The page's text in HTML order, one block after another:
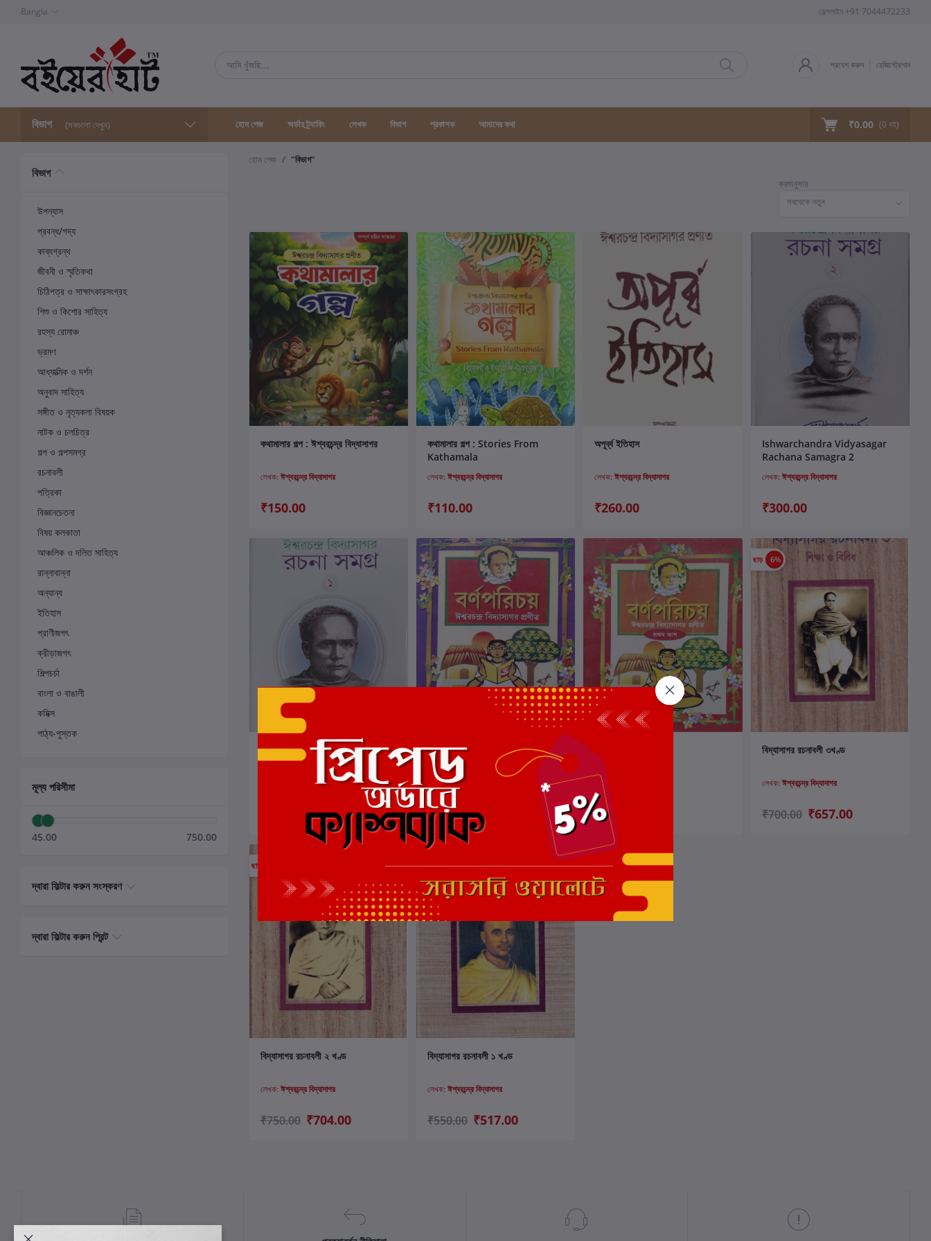
Bangla হেল্পলাইন +91 7044472233
প্রবেশ করুন রেজিস্ট্রেশান
বিভাগ (সবগুলো দেখুন) হোম পেজ অর্ডার ট্র্যাকিং লেখক বিভাগ প্রকাশক আমাদের কথা ₹0.00 (0 বই)
বিভাগ
উপন্যাস
প্রবন্ধ/গদ্য
কাব্যগ্রন্থ
জীবনী ও স্মৃতিকথা
চিঠিপত্র ও সাক্ষাৎকারসংগ্রহ
শিশু ও কিশোর সাহিত্য
রহস্য রোমাঞ্চ
ভ্রমণ
আধ্যাত্মিক ও দর্শন
অনুবাদ সাহিত্য
সঙ্গীত ও নৃত্যকলা বিষয়ক
নাটক ও চলচিত্র
গল্প ও গল্পসমগ্র
রচনাবলী
পত্রিকা
বিজ্ঞানচেতনা
বিষয় কলকাতা
আঞ্চলিক ও দলিত সাহিত্য
রান্নাবান্না
অন্যান্য
ইতিহাস
প্রাণীজগৎ
ক্রীড়াজগৎ
শিল্পচর্চা
বাংলা ও বাঙালী
কমিক্স
পাঠ্য-পুস্তক
মূল্য পরিসীমা
45.00 750.00
দ্বারা ফিল্টার করুন সংস্করণ
দ্বারা ফিল্টার করুন প্রিন্ট
হোম পেজ
"বিভাগ"
ক্রমানুসার
সবথেকে নতুন
কার্টে যোগ করুন
কথামালার গল্প : ঈশ্বরচন্দ্র বিদ্যাসাগর
লেখক: ঈশ্বরচন্দ্র বিদ্যাসাগর
₹150.00
কার্টে যোগ করুন
কথামালার গল্প : Stories From
Kathamala
লেখক: ঈশ্বরচন্দ্র বিদ্যাসাগর
₹110.00
অপূর্ব্ব ইতিহাস
লেখক:ঈশ্বরচন্দ্র বিদ্যাসাগর
₹260.00
কার্টে যোগ করুন
Ishwarchandra Vidyasagar
Rachana Samagra 2
লেখক: ঈশ্বরচন্দ্র বিদ্যাসাগর
₹300.00
কার্টে যোগ করুন
ঈশ্বরচন্দ্র বিদ্যাসাগর রচনা সমগ্র ১
ঈশ্বরচন্দ্র বিদ্যাসাগর
কার্টে যোগ করুন
Barnaparichaya 2
লেখক:ঈশ্বরচন্দ্র বিদ্যাসাগর
₹80.00
Barnaparichaya
লেখক:
₹45.00
ছাড় 6%
কার্টে যোগ করুন
বিদ্যাসাগর রচনাবলী ৩খণ্ড
লেখক: ঈশ্বরচন্দ্র বিদ্যাসাগর
₹700.00 ₹657.00
ছাড়
কার্টে যোগ করুন
বিদ্যাসাগর রচনাবলী ২ খণ্ড
লেখক: ঈশ্বরচন্দ্র বিদ্যাসাগর
₹750.00 ₹704.00
ছাড় 6%
কার্টে যোগ করুন
বিদ্যাসাগর রচনাবলী ১ খণ্ড
লেখক: ঈশ্বরচন্দ্র বিদ্যাসাগর
₹550.00 ₹517.00